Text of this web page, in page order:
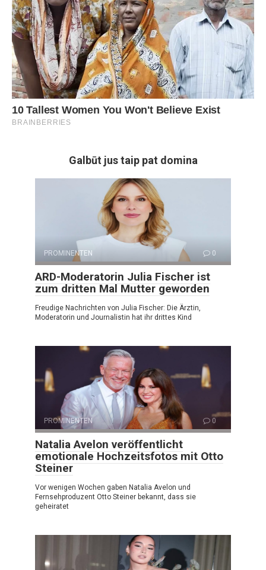
Galbūt jus taip pat domina
PROMINENTEN 0
ARD-Moderatorin Julia Fischer ist
zum dritten Mal Mutter geworden
Freudige Nachrichten von Julia Fischer: Die Ärztin,
Moderatorin und Journalistin hat ihr drittes Kind
PROMINENTEN 0
Natalia Avelon veröffentlicht
emotionale Hochzeitsfotos mit Otto
Steiner
Vor wenigen Wochen gaben Natalia Avelon und
Fernsehproduzent Otto Steiner bekannt, dass sie
geheiratet